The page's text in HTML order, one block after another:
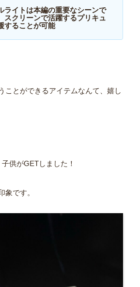
ライトは本編の重要なシーンで
スクリーンで活躍するプリキュ
することが可能
ことができるアイテムなんて、嬉し
供がGETしました！
象です。